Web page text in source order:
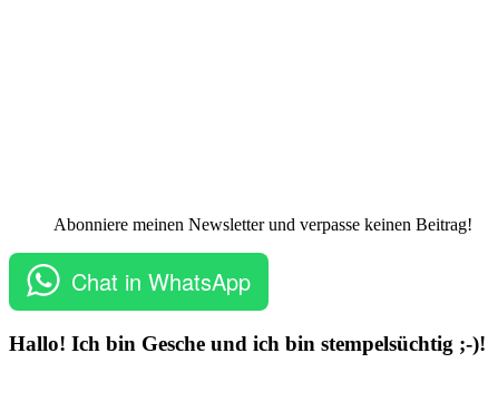
Abonniere meinen Newsletter und verpasse keinen Beitrag!
Chat in WhatsApp
Hallo! Ich bin Gesche und ich bin stempelsüchtig